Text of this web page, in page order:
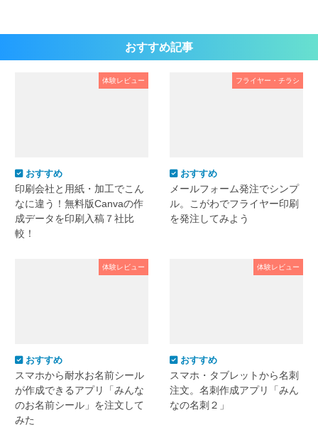
おすすめ記事
体験レビュー
おすすめ
印刷会社と用紙・加工でこん
なに違う！無料版Canvaの作
成データを印刷入稿７社比
較！
フライヤー・チラシ
おすすめ
メールフォーム発注でシンプ
ル。こがわでフライヤー印刷
を発注してみよう
体験レビュー
おすすめ
スマホから耐水お名前シール
が作成できるアプリ「みんな
のお名前シール」を注文して
みた
体験レビュー
おすすめ
スマホ・タブレットから名刺
注文。名刺作成アプリ「みん
なの名刺２」